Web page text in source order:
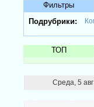
Фильтры
Подрубрики:
ТОП
Среда, 5